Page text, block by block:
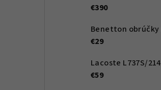
€390
€29
Lacoste L737S/214
€59